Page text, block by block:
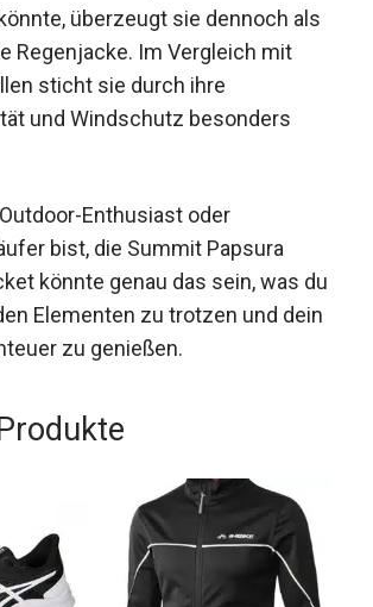
überzeugt sie dennoch als
Regenjacke. Im Vergleich mit
sticht sie durch ihre
und Windschutz besonders
Enthusiast oder
bist, die Summit Papsura
könnte genau das sein, was du
Elementen zu trotzen und dein
zu genießen.